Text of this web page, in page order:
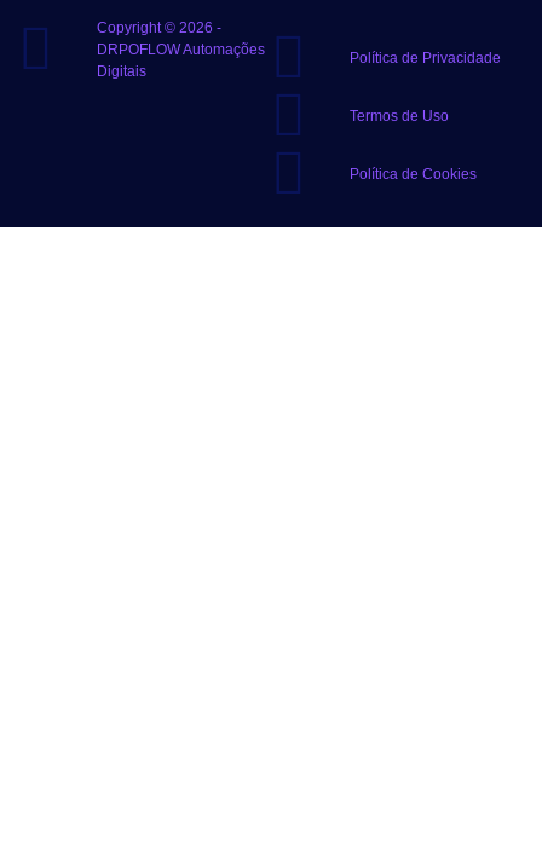
Copyright © 2026 -
DRPOFLOW Automações
Digitais
Política de Privacidade
Termos de Uso
Política de Cookies